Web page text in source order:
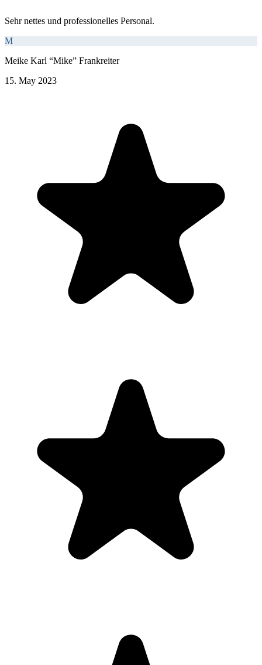
Sehr nettes und professionelles Personal.
M
Meike Karl “Mike” Frankreiter
15. May 2023